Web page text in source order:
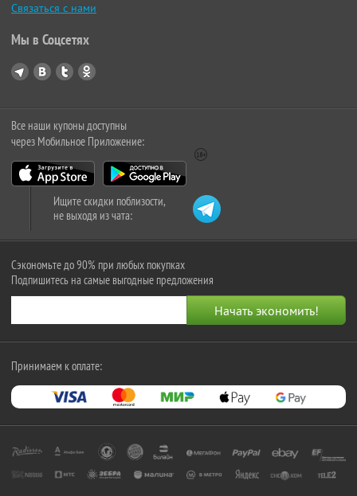
Связаться с нами
Мы в Соцсетях
Все наши купоны доступны
через Мобильное Приложение:
Ищите скидки поблизости,
не выходя из чата:
Сэкономьте до 90% при любых покупках
Подпишитесь на самые выгодные предложения
Принимаем к оплате: